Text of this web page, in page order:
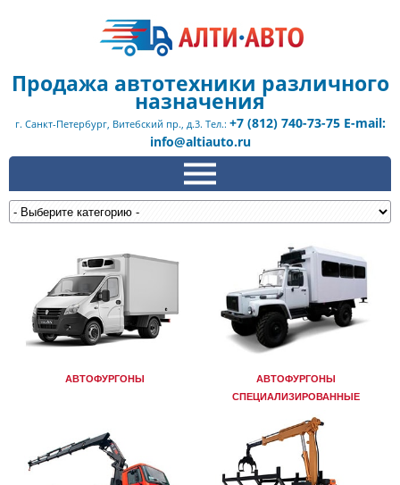
Продажа автотехники различного
назначения
г. Санкт-Петербург, Витебский пр., д.3. Тел.: +7 (812) 740-73-75 E-mail:
info@altiauto.ru
АВТОФУРГОНЫ
АВТОФУРГОНЫ
СПЕЦИАЛИЗИРОВАННЫЕ